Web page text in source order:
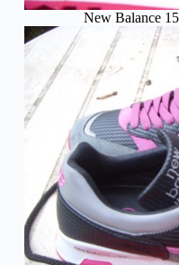
New Balance